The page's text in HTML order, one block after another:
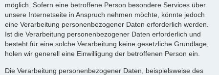
möglich. Sofern eine betroffene Person besondere Services über
unsere Internetseite in Anspruch nehmen möchte, könnte jedoch
eine Verarbeitung personenbezogener Daten erforderlich werden.
Ist die Verarbeitung personenbezogener Daten erforderlich und
besteht für eine solche Verarbeitung keine gesetzliche Grundlage,
holen wir generell eine Einwilligung der betroffenen Person ein.
Die Verarbeitung personenbezogener Daten, beispielsweise des